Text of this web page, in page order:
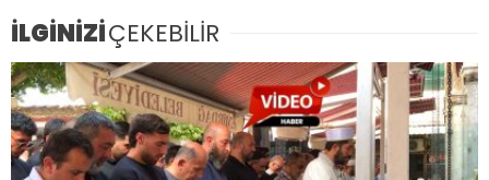
İLGİNİZİÇEKEBİLİR